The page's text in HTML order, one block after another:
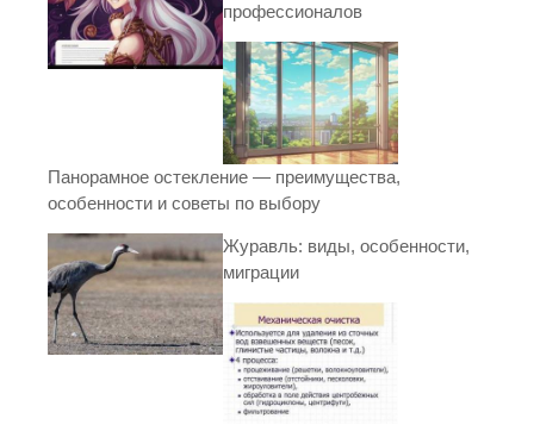
профессионалов
Панорамное остекление — преимущества,
особенности и советы по выбору
Журавль: виды, особенности,
миграции